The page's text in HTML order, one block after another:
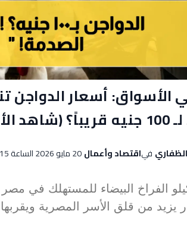
الأسواق: أسعار الدواجن
فياقتصاد وأعمال20 مايو 2026 الساعة 04:15 مساءاً
يزيد من قلق الأسر المصرية